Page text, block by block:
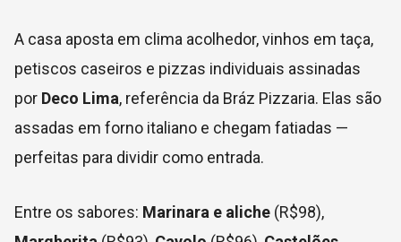
A casa aposta em clima acolhedor, vinhos em taça,
petiscos caseiros e pizzas individuais assinadas
por Deco Lima, referência da Bráz Pizzaria. Elas são
assadas em forno italiano e chegam fatiadas —
perfeitas para dividir como entrada.
Entre os sabores: Marinara e aliche (R$98),